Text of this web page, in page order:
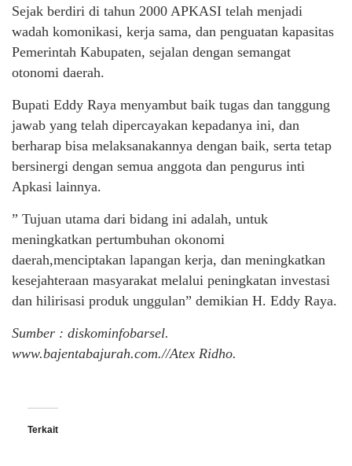
Sejak berdiri di tahun 2000 APKASI telah menjadi
wadah komonikasi, kerja sama, dan penguatan kapasitas
Pemerintah Kabupaten, sejalan dengan semangat
otonomi daerah.
Bupati Eddy Raya menyambut baik tugas dan tanggung
jawab yang telah dipercayakan kepadanya ini, dan
berharap bisa melaksanakannya dengan baik, serta tetap
bersinergi dengan semua anggota dan pengurus inti
Apkasi lainnya.
” Tujuan utama dari bidang ini adalah, untuk
meningkatkan pertumbuhan okonomi
daerah,menciptakan lapangan kerja, dan meningkatkan
kesejahteraan masyarakat melalui peningkatan investasi
dan hilirisasi produk unggulan” demikian H. Eddy Raya.
Sumber : diskominfobarsel.
www.bajentabajurah.com.//Atex Ridho.
Terkait